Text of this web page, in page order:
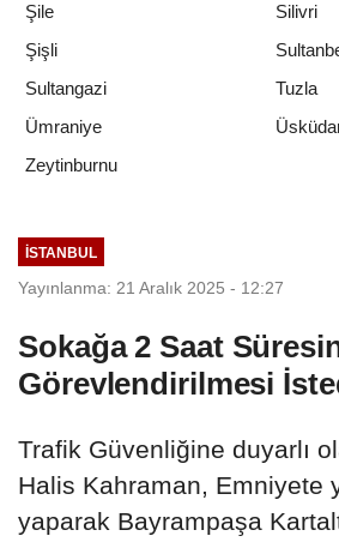
Şile
Silivri
Şişli
Sultangazi
Tuzla
Ümraniye
Zeytinburnu
İSTANBUL
Yayınlanma: 21 Aralık 2025 - 12:27
Sokağa 2 Saat
Görevlendirilmesi
Trafik Güvenliğine duyarlı
Halis Kahraman, Emniyete
yaparak Bayrampaşa